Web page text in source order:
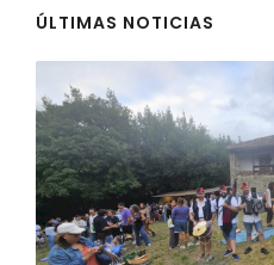
ÚLTIMAS NOTICIAS